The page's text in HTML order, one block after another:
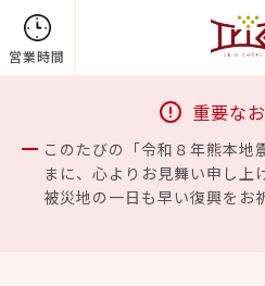
営業時間
重要な
このたびの「令和８年熊本地
まに、心よりお見舞い申し上
被災地の一日も早い復興をお